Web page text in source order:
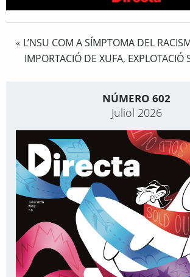
« L’NSU COM A SÍMPTOMA DEL
IMPORTACIÓ DE XUFA, EXPLOTACIÓ
NÚMERO 602
Juliol 2026